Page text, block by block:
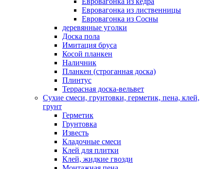
Евровагонка из лиственницы
Евровагонка из Сосны
деревянные уголки
Доска пола
Имитация бруса
Косой планкен
Наличник
Планкен (строганная доска)
Плинтус
Террасная доска-вельвет
Сухие смеси, грунтовки, герметик, пена, клей,
грунт
Герметик
Грунтовка
Известь
Кладочные смеси
Клей для плитки
Клей, жидкие гвозди